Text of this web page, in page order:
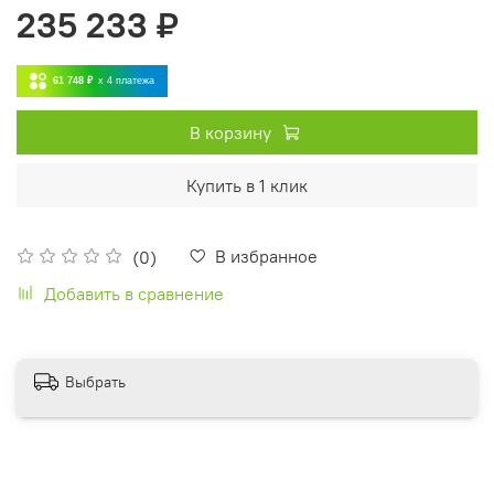
(0)
В избранное
Добавить в сравнение
235 233 ₽
61 748 ₽ x 4 платежа
В корзину
Купить в 1 клик
Выбрать